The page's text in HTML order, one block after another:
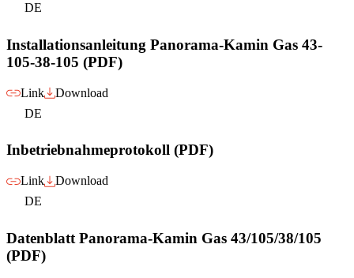
DE
Installationsanleitung Panorama-Kamin Gas 43-
105-38-105 (PDF)
Link
Download
DE
Inbetriebnahmeprotokoll (PDF)
Link
Download
DE
Datenblatt Panorama-Kamin Gas 43/105/38/105
(PDF)